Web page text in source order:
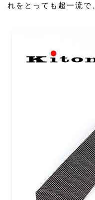
れをとっても超一流で